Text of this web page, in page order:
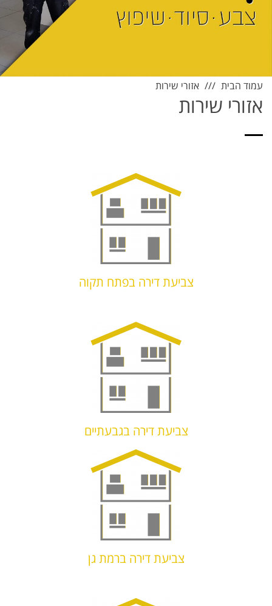
עמוד הבית אזורי שירות
אזורי שירות
צביעת דירה בפתח תקוה
צביעת דירה בגבעתיים
צביעת דירה ברמת גן